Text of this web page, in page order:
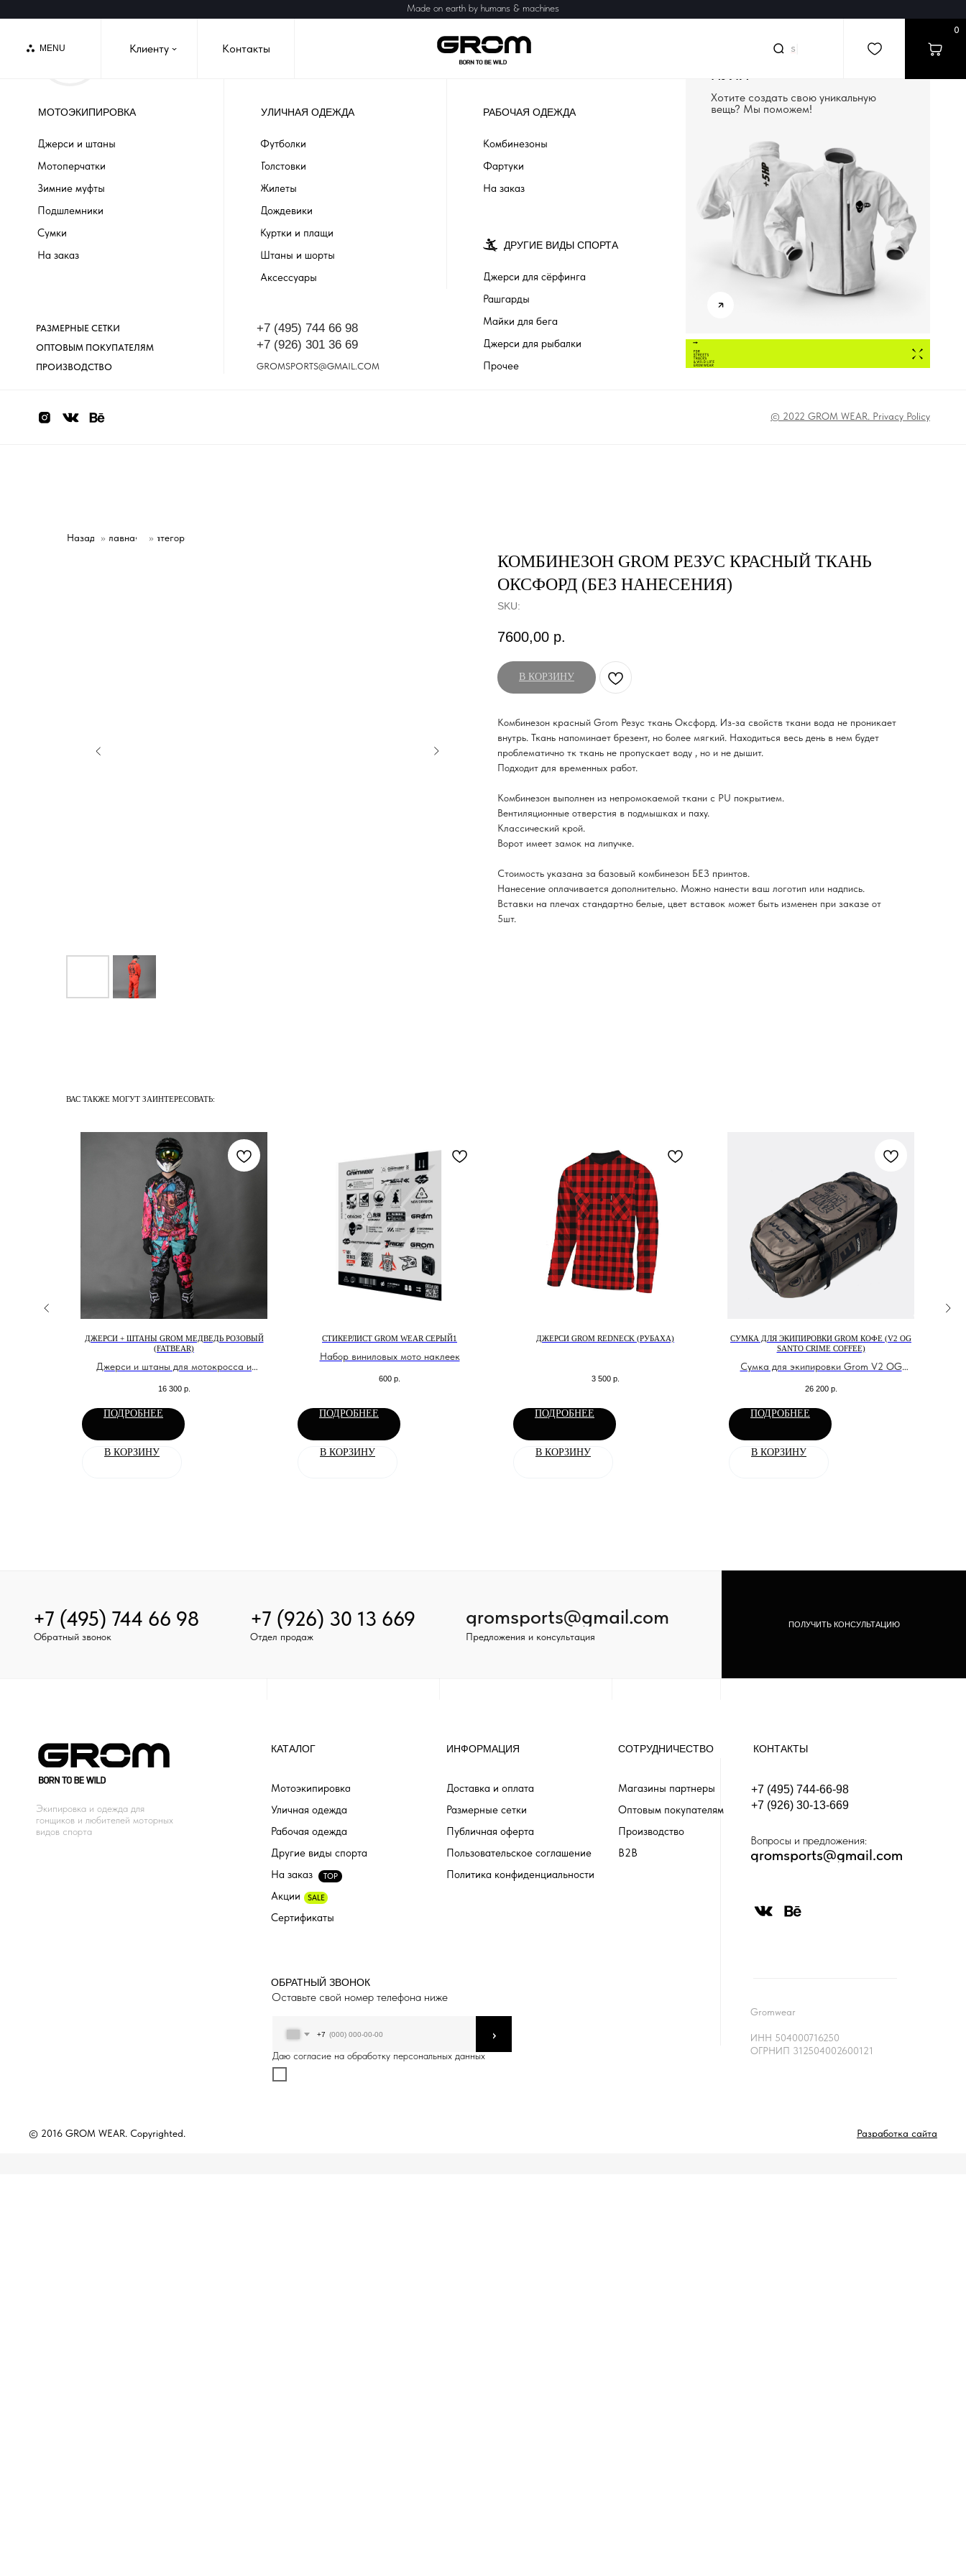
MENU
0
Клиенту sea
Контакты
›
Made on earth by humans & machines
МОТОЭКИПИРОВКА
© 2022 GROM WEAR. Privacy Policy
УЛИЧНАЯ ОДЕЖДА РАБОЧАЯ ОДЕЖДА
СОЗДАДИМ ВЕЩЬ С
Хотите создать свою уникальную
вещь? Мы поможем!
ОПТОВЫМ ПОКУПАТЕЛЯМ
ПРОИЗВОДСТВО
+7 (926) 301 36 69
GROMSPORTS@GMAIL.COM
Джерси и штаны
Мотоперчатки
Зимние муфты
Подшлемники
Сумки
На заказ
Футболки
Толстовки
Жилеты
Дождевики
Куртки и плащи
Штаны и шорты
Аксессуары
Комбинезоны
Фартуки
На заказ
+7 (495) 744 66 98
РАЗМЕРНЫЕ СЕТКИ
ДРУГИЕ ВИДЫ СПОРТА
Джерси для сёрфинга
Рашгарды
Майки для бега
Джерси для рыбалки
Прочее
Назад » Главная »
Категории
КОМБИНЕЗОН GROM РЕЗУС КРАСНЫЙ ТКАНЬ
ОКСФОРД (БЕЗ НАНЕСЕНИЯ)
SKU:
7600,00 р.
В КОРЗИНУ
Комбинезон красный Grom Резус ткань Оксфорд. Из-за свойств ткани вода не проникает
внутрь. Ткань напоминает брезент, но более мягкий. Находиться весь день в нем будет
проблематично тк ткань не пропускает воду , но и не дышит.
Подходит для временных работ.
Комбинезон выполнен из непромокаемой ткани с PU покрытием.
Вентиляционные отверстия в подмышках и паху.
Классический крой.
Ворот имеет замок на липучке.
Стоимость указана за базовый комбинезон БЕЗ принтов.
Нанесение оплачивается дополнительно. Можно нанести ваш логотип или надпись.
Вставки на плечах стандартно белые, цвет вставок может быть изменен при заказе от
5шт.
ВАС ТАКЖЕ МОГУТ ЗАИНТЕРЕСОВАТЬ:
ДЖЕРСИ + ШТАНЫ GROM МЕДВЕДЬ РОЗОВЫЙ
(FATBEAR)
Джерси и штаны для мотокросса и
16 300 р.
ПОДРОБНЕЕ
В КОРЗИНУ
СТИКЕРЛИСТ GROM WEAR СЕРЫЙ1
Набор виниловых мото наклеек
600 р.
ПОДРОБНЕЕ
В КОРЗИНУ
ДЖЕРСИ GROM REDNECK (РУБАХА)
3 500 р.
ПОДРОБНЕЕ
В КОРЗИНУ
СУМКА ДЛЯ ЭКИПИРОВКИ GROM КОФЕ (V2 OG
SANTO CRIME COFFEE)
Сумка для экипировки Grom V2 OG
Большая сумка для экипировки и
путешествий в фирменной расцветке
Grom
Аналог сумки Ogio rig 9800 только
доступнее.
26 200 р.
ПОДРОБНЕЕ
В КОРЗИНУ
+7 (495) 744 66 98 gromsports@gmail.com
Предложения и консультация
ПОЛУЧИТЬ КОНСУЛЬТАЦИЮ
+7 (926) 30 13 669
Отдел продаж
Обратный звонок
КАТАЛОГ
Мотоэкипировка
Уличная одежда
Рабочая одежда
На заказ TOP
ИНФОРМАЦИЯ
Доставка и оплата
Производство
Размерные сетки
Публичная оферта
Пользовательское соглашение
СОТРУДНИЧЕСТВО
Магазины партнеры
Оптовым покупателям
Акции SALE
КОНТАКТЫ
+7 (495) 744-66-98
+7 (926) 30-13-669
gromsports@gmail.com
Gromwear
ИНН 504000716250
ОГРНИП 312504002600121
© 2016 GROM WEAR. Copyrighted. Разработка сайта
Вопросы и предложения:
Экипировка и одежда для
гонщиков и любителей моторных
видов спорта
ОБРАТНЫЙ ЗВОНОК
Оставьте свой номер телефона ниже
+7
Даю согласие на обработку персональных данных
›
Политика конфиденциальности
Сертификаты
Другие виды спорта B2B